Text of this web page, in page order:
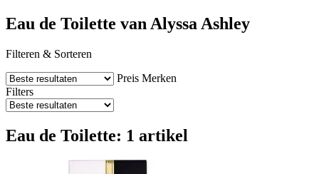
Eau de Toilette van Alyssa Ashley
Filteren & Sorteren
Preis Merken
Filters
Eau de Toilette: 1 artikel